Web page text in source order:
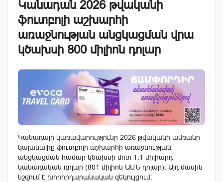
Կանադան 2026 թվականի
ֆուտբոլի աշխարհի
առաջնության անցկացման վրա
կծախսի 800 միլիոն դոլար
Կանադայի կառավարությունը 2026 թվականի ամռանը
կայանալիք ֆուտբոլի աշխարհի առաջնության
անցկացման համար կծախսի մոտ 1.1 միլիարդ
կանադական դոլար (801 միլիոն ԱՄՆ դոլար)։ Այդ մասին
նշվում է խորհրդարանական զեկույցում։